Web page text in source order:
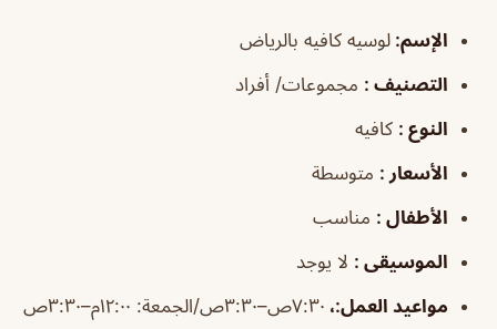
الإسم: لوسيه كافيه بالرياض
التصنيف : مجموعات/ أفراد
النوع : كافيه
الأسعار : متوسطة
الأطفال : مناسب
الموسيقى : لا يوجد
مواعيد العمل:، ٧:٣٠ص–٣:٣٠ص/الجمعة: ١٢:٠٠م–٣:٣٠ص